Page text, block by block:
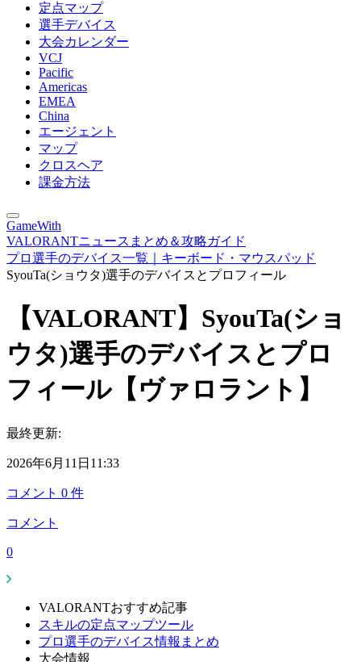
定点マップ
選手デバイス
大会カレンダー
VCJ
Pacific
Americas
EMEA
China
エージェント
マップ
クロスヘア
課金方法
GameWith
VALORANTニュースまとめ＆攻略ガイド
プロ選手のデバイス一覧｜キーボード・マウスパッド
SyouTa(ショウタ)選手のデバイスとプロフィール
【VALORANT】SyouTa(ショ
ウタ)選手のデバイスとプロ
フィール【ヴァロラント】
最終更新:
2026年6月11日11:33
コメント 0 件
コメント
0
VALORANTおすすめ記事
スキルの定点マップツール
プロ選手のデバイス情報まとめ
大会情報